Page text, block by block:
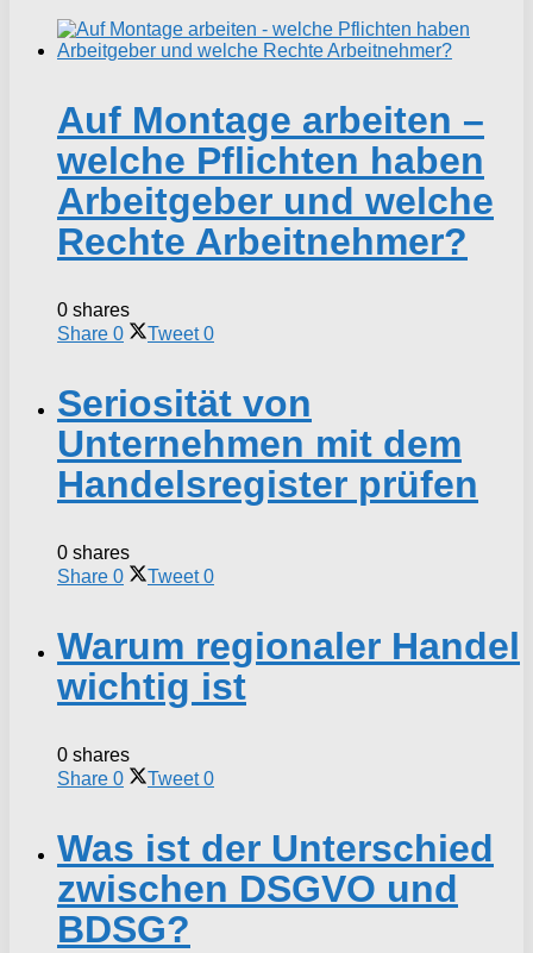
Auf Montage arbeiten –
welche Pflichten haben
Arbeitgeber und welche
Rechte Arbeitnehmer?
0 shares
Share 0 Tweet 0
Seriosität von
Unternehmen mit dem
Handelsregister prüfen
0 shares
Share 0 Tweet 0
Warum regionaler Handel
wichtig ist
0 shares
Share 0 Tweet 0
Was ist der Unterschied
zwischen DSGVO und
BDSG?